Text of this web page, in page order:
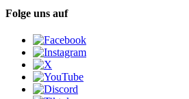
Folge uns auf